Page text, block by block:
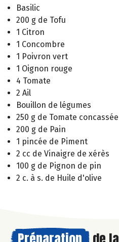
Basilic
200 g de Tofu
1 Citron
1 Concombre
1 Poivron vert
1 Oignon rouge
4 Tomate
2 Ail
Bouillon de légumes
250 g de Tomate concassée
200 g de Pain
1 pincée de Piment
2 cc de Vinaigre de xérès
100 g de Pignon de pin
2 c. à s. de Huile d'olive